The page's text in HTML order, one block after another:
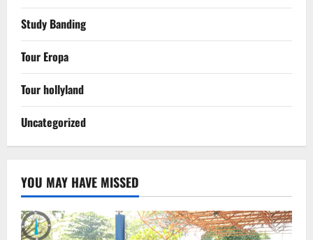
Study Banding
Tour Eropa
Tour hollyland
Uncategorized
YOU MAY HAVE MISSED